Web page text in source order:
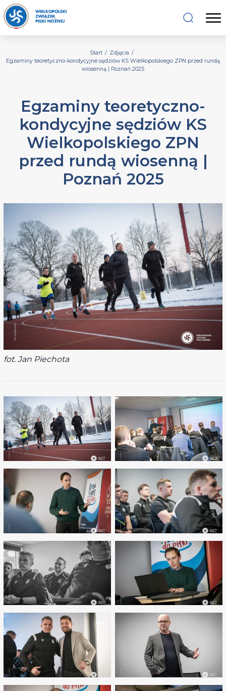
Start / Zdjęcia /
Egzaminy teoretyczno-kondycyjne sędziów KS Wielkopolskiego ZPN przed rundą
wiosenną | Poznań 2025
Egzaminy teoretyczno-
kondycyjne sędziów KS
Wielkopolskiego ZPN
przed rundą wiosenną |
Poznań 2025
fot. Jan Piechota